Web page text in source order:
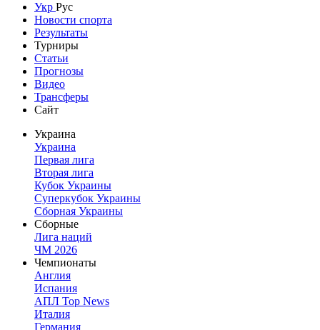
Укр Рус
Новости спорта
Результаты
Турниры
Статьи
Прогнозы
Видео
Трансферы
Сайт
Украина
Украина
Первая лига
Вторая лига
Кубок Украины
Суперкубок Украины
Сборная Украины
Сборные
Лига наций
ЧМ 2026
Чемпионаты
Англия
Испания
АПЛ Top News
Италия
Германия